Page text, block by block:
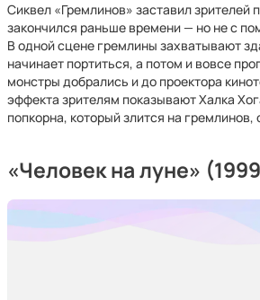
Сиквел «Гремлинов» заставил зрителей
закончился раньше времени — но не с
В одной сцене гремлины захватывают
начинает портиться, а потом и вовсе
монстры добрались и до проектора
эффекта зрителям показывают Халка
попкорна, который злится на гремлинов,
«Человек на луне»